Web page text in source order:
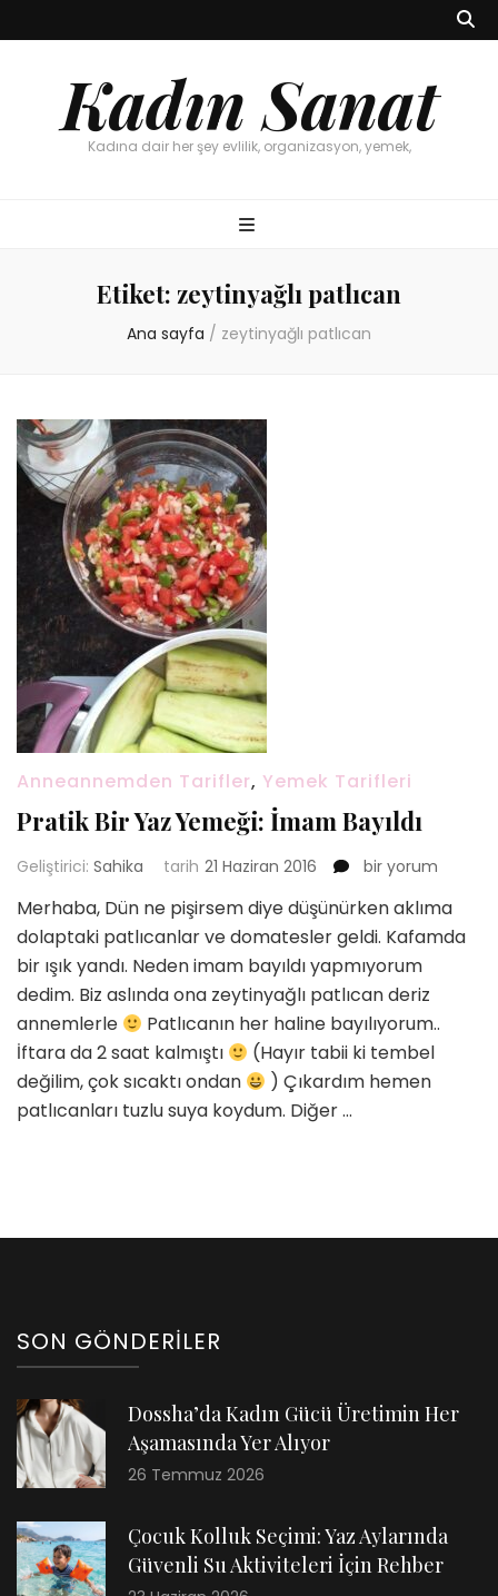
Kadın Sanat
Kadına dair her şey evlilik, organizasyon, yemek,
Etiket: zeytinyağlı patlıcan
Ana sayfa / zeytinyağlı patlıcan
Anneannemden Tarifler, Yemek Tarifleri
Pratik Bir Yaz Yemeği: İmam Bayıldı
Geliştirici: Sahika tarih 21 Haziran 2016
Pratik
Yaz
Yemeği:
İmam
Bayıldı
için
bir yorum
Merhaba, Dün ne pişirsem diye düşünürken aklıma
dolaptaki patlıcanlar ve domatesler geldi. Kafamda
bir ışık yandı. Neden imam bayıldı yapmıyorum
dedim. Biz aslında ona zeytinyağlı patlıcan deriz
annemlerle
Patlıcanın her haline bayılıyorum..
İftara da 2 saat kalmıştı
(Hayır tabii ki tembel
değilim, çok sıcaktı ondan
) Çıkardım hemen
patlıcanları tuzlu suya koydum. Diğer …
SON GÖNDERILER
Dossha’da Kadın Gücü Üretimin Her
Aşamasında Yer Alıyor
26 Temmuz 2026
Çocuk Kolluk Seçimi: Yaz Aylarında
Güvenli Su Aktiviteleri İçin Rehber